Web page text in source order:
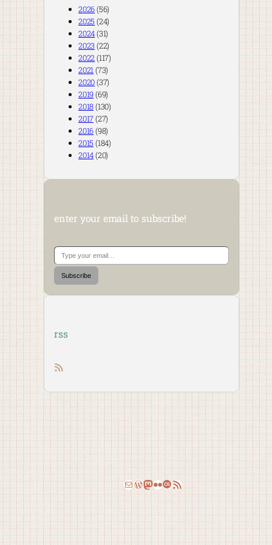
2026(56)
2025 (24)
2024(31)
2023(22)
2022(117)
2021 (73)
2020(37)
2019(69)
2018(130)
2017(27)
2016(98)
2015 (184)
2014(20)
enter your email to subscribe!
Type your email…
Subscribe
rss
RSS feed
Email
WordPress
Mastodon
Flickr
Last.fm
RSS Feed